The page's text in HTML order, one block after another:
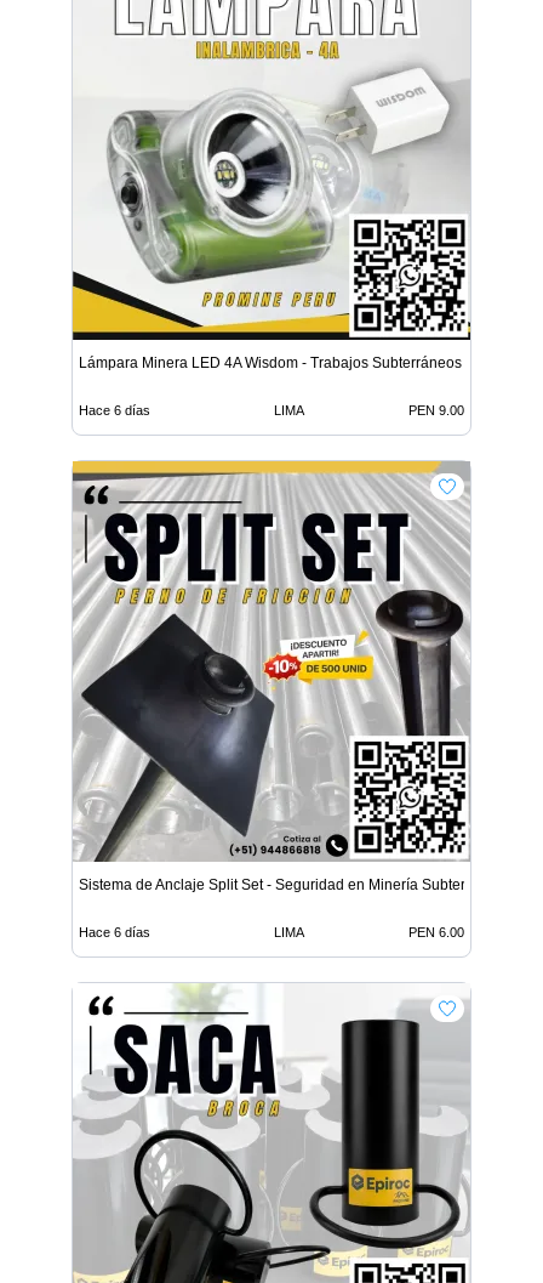
Lámpara Minera LED 4A Wisdom - Trabajos Subterráneos
Hace 6 días LIMA PEN 9.00
Sistema de Anclaje Split Set - Seguridad en Minería Subterrá
Hace 6 días LIMA PEN 6.00